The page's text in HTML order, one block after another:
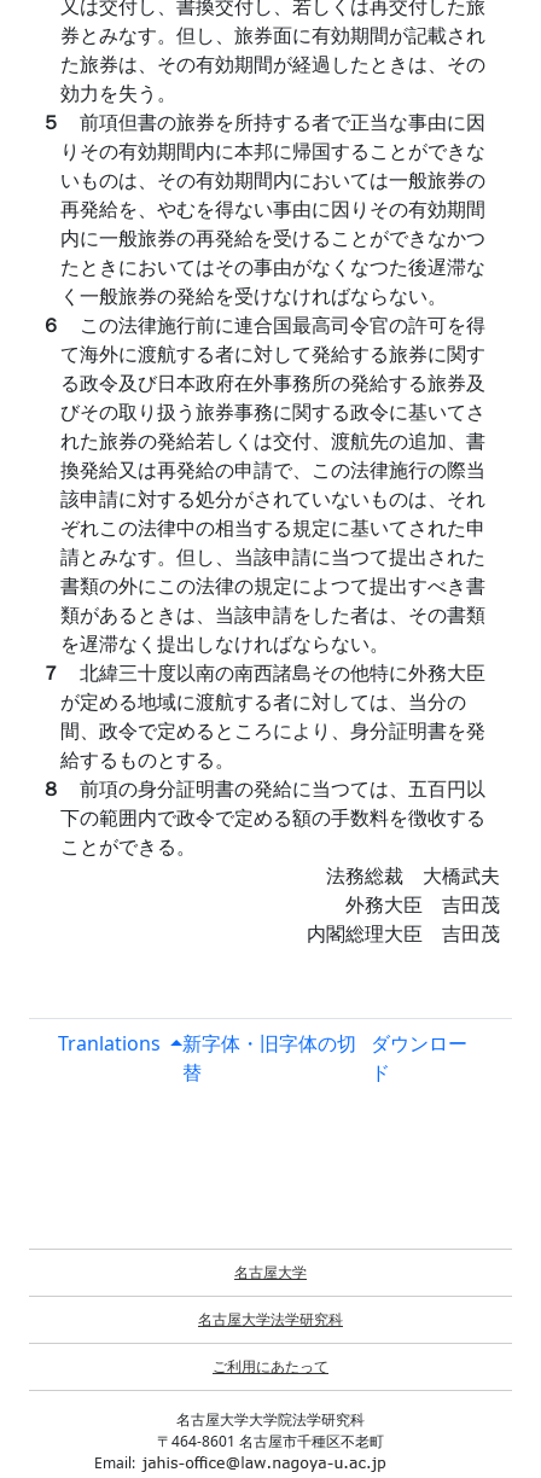
券とみなす。但し、旅券面に有効期間が記載され
た旅券は、その有効期間が経過したときは、その
効力を失う。
５ 前項但書の旅券を所持する者で正当な事由に因
りその有効期間内に本邦に帰国することができな
いものは、その有効期間内においては一般旅券の
再発給を、やむを得ない事由に因りその有効期間
内に一般旅券の再発給を受けることができなかつ
たときにおいてはその事由がなくなつた後遅滞な
く一般旅券の発給を受けなければならない。
６ この法律施行前に連合国最高司令官の許可を得
て海外に渡航する者に対して発給する旅券に関す
る政令及び日本政府在外事務所の発給する旅券及
びその取り扱う旅券事務に関する政令に基いてさ
れた旅券の発給若しくは交付、渡航先の追加、書
換発給又は再発給の申請で、この法律施行の際当
該申請に対する処分がされていないものは、それ
ぞれこの法律中の相当する規定に基いてされた申
請とみなす。但し、当該申請に当つて提出された
書類の外にこの法律の規定によつて提出すべき書
類があるときは、当該申請をした者は、その書類
を遅滞なく提出しなければならない。
７ 北緯三十度以南の南西諸島その他特に外務大臣
が定める地域に渡航する者に対しては、当分の
間、政令で定めるところにより、身分証明書を発
給するものとする。
８ 前項の身分証明書の発給に当つては、五百円以
下の範囲内で政令で定める額の手数料を徴收する
ことができる。
法務総裁 大橋武夫
外務大臣 吉田茂
内閣総理大臣 吉田茂
Tranlations
新字体・旧字体の切
替
ダウンロー
ド
名古屋大学
名古屋大学法学研究科
ご利用にあたって
名古屋大学大学院法学研究科
〒464-8601 名古屋市千種区不老町
Email: